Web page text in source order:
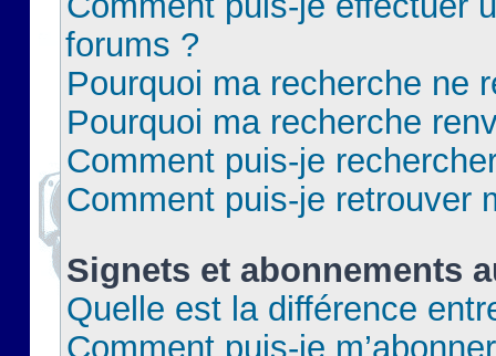
forums ?
Pourquoi ma recherche ne
Pourquoi ma recherche
Comment puis-je
Comment puis-je retrouver
Signets et abonnements
Quelle est la différence
Comment puis-je